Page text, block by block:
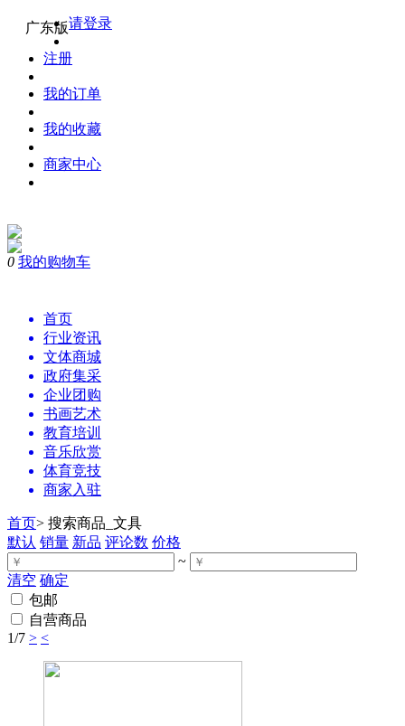
广东版请登录
注册
我的订单
我的收藏
商家中心
0 我的购物车
首页
行业资讯
文体商城
政府集采
企业团购
书画艺术
教育培训
音乐欣赏
体育竞技
商家入驻
首页> 搜索商品_文具
默认 销量 新品 评论数 价格
~
清空 确定
包邮
自营商品
1/7 > <